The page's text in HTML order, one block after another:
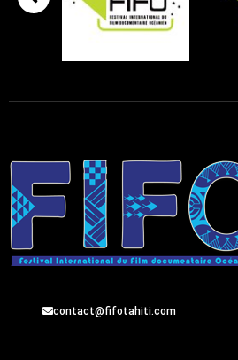
contact@fifotahiti.com